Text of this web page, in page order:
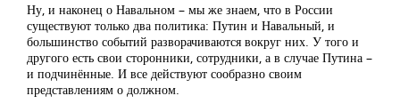
Ну, и наконец о Навальном – мы же знаем, что в России
существуют только два политика: Путин и Навальный, и
большинство событий разворачиваются вокруг них. У того и
другого есть свои сторонники, сотрудники, а в случае Путина –
и подчинённые. И все действуют сообразно своим
представлениям о должном.